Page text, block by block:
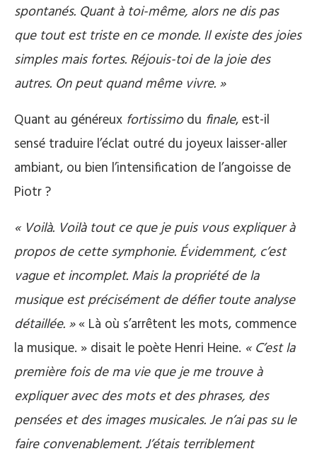
spontanés. Quant à toi-même, alors ne dis pas
que tout est triste en ce monde. Il existe des joies
simples mais fortes. Réjouis-toi de la joie des
autres. On peut quand même vivre. »
Quant au généreux fortissimodu finale, est-il
sensé traduire l’éclat outré du joyeux laisser-aller
ambiant, ou bien l’intensification de l’angoisse de
Piotr ?
« Voilà. Voilà tout ce que je puis vous expliquer à
propos de cette symphonie. Évidemment, c’est
vague et incomplet. Mais la propriété de la
musique est précisément de défier toute analyse
détaillée. »« Là où s’arrêtent les mots, commence
la musique. » disait le poète Henri Heine. « C’est la
première fois de ma vie que je me trouve à
expliquer avec des mots et des phrases, des
pensées et des images musicales. Je n’ai pas su le
faire convenablement. J’étais terriblement